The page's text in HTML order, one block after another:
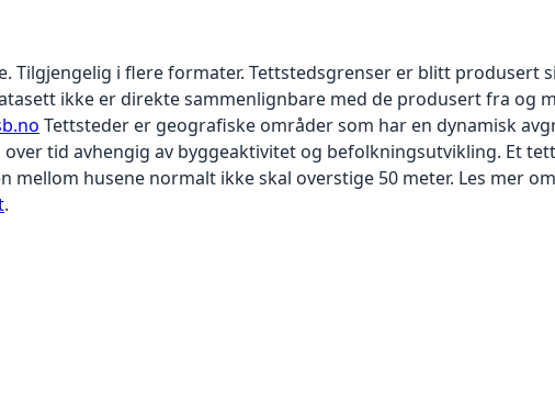
Tilgjengelig i flere formater. Tettstedsgrenser er blitt produsert
ikke er direkte sammenlignbare med de produsert fra og
Tettsteder er geografiske områder som har en dynamisk
tid avhengig av byggeaktivitet og befolkningsutvikling. Et
mellom husene normalt ikke skal overstige 50 meter. Les mer
.